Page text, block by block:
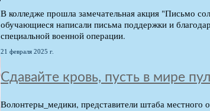
В колледже прошла замечательная акция "Письмо
обучающиеся написали письма поддержки и
специальной военной операции.
21 февраля 2025 г.
Сдавайте кровь, пусть в мире
Волонтеры_медики, представители штаба местного